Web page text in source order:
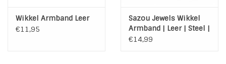
Wikkel Armband Leer
€11,95
Sazou Jewels Wikkel
Armband | Leer | Steel |
White | Gold
€14,99